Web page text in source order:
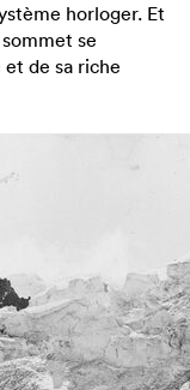
horloger. Et
se
de sa riche